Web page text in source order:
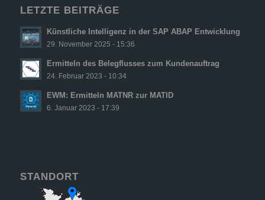
LETZTE BEITRÄGE
Künstliche Intelligenz in der SAP ABAP Entwicklung
29. November 2025 - 15:36
Ermitteln des Belegflusses zum Kundenauftrag
24. Februar 2023 - 10:34
EWM: Ermitteln MATNR zur MATID
6. Januar 2023 - 17:39
STANDORT